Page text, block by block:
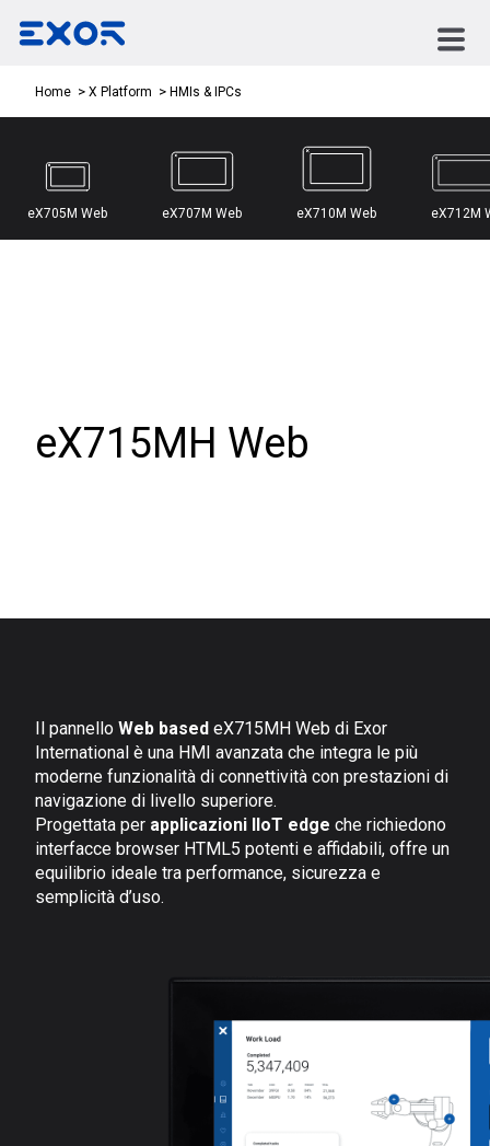
Home X Platform HMIs & IPCs
eX705M Web eX707M Web eX710M Web eX712M
eX715MH Web
Il pannello Web based eX715MH Web di Exor
International è una HMI avanzata che integra le più
moderne funzionalità di connettività con prestazioni di
navigazione di livello superiore.
Progettata per applicazioni IIoT edge che richiedono
interfacce browser HTML5 potenti e affidabili, offre un
equilibrio ideale tra performance, sicurezza e
semplicità d’uso.